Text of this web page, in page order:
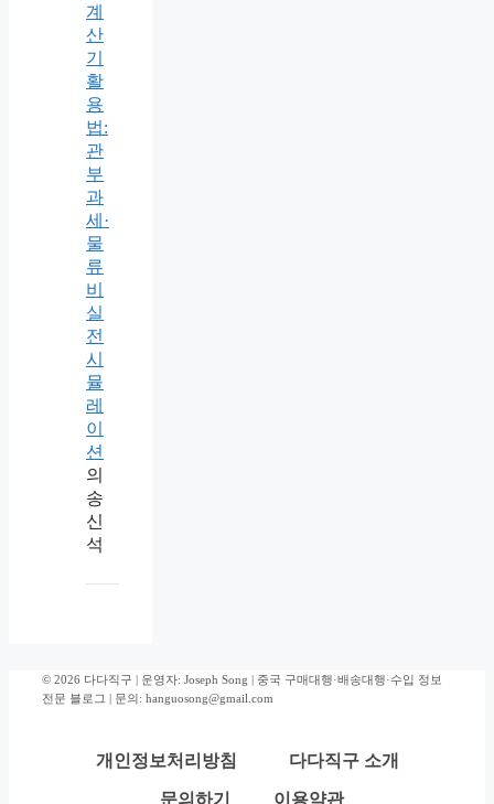
계
산
기
활
용
법:
관
부
과
세·
물
류
비
실
전
시
뮬
레
이
션
의
송
신
석
© 2026 다다직구 | 운영자: Joseph Song | 중국 구매대행·배송대행·수입 정보
전문 블로그 | 문의: hanguosong@gmail.com
개인정보처리방침 다다직구 소개
문의하기 이용약관